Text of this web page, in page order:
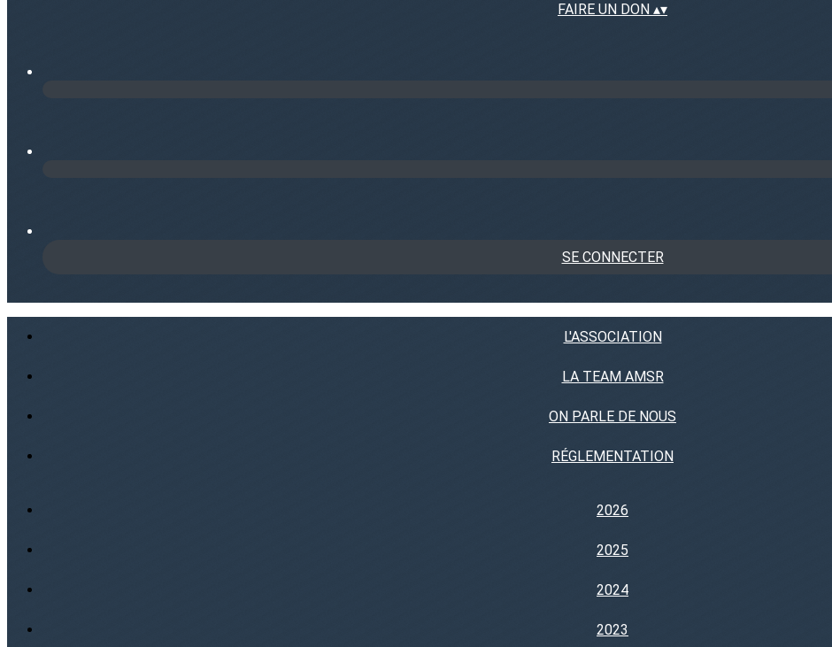
FAIRE UN DON ▴▾
SE CONNECTER
L'ASSOCIATION
LA TEAM AMSR
ON PARLE DE NOUS
RÉGLEMENTATION
2026
2025
2024
2023